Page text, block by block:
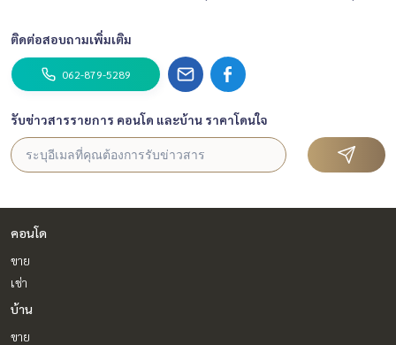
ติดต่อสอบถามเพิ่มเติม
062-879-5289
รับข่าวสารรายการ คอนโด และบ้าน ราคาโดนใจ
คอนโด
ขาย
เช่า
บ้าน
ขาย